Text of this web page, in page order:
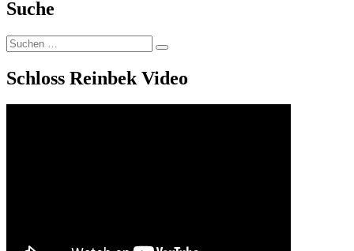
Landtagswahl
Suche
Suchen
nach:
Suchen
Schloss Reinbek Video